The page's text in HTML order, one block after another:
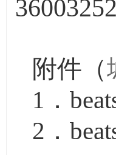
附件（
1 ．
2 ．